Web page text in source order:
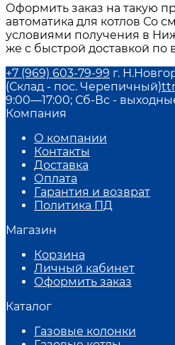
Оформить заказ на такую
автоматика для котлов Со
условиями получения в
же с быстрой доставкой по
+7 (969) 603-79-99 г.
(Склад - пос. Черепичный)
9:00—17:00; Сб-Вс -
Компания
О компании
Контакты
Доставка
Оплата
Гарантия и возврат
Политика ПД
Магазин
Корзина
Личный кабинет
Оформить заказ
Каталог
Газовые колонки